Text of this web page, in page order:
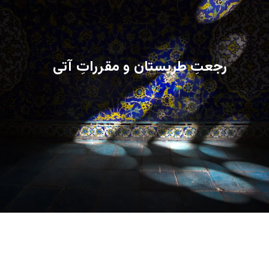
رجعتِ طربستان و مقرراتِ آتی